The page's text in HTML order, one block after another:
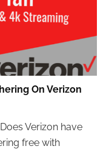
On Verizon
Verizon have
free with